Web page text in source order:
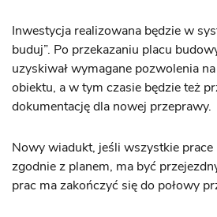
Inwestycja realizowana będzie w
buduj”. Po przekazaniu placu
uzyskiwał wymagane pozwolenia
obiektu, a w tym czasie będzie też
dokumentację dla nowej przeprawy.
Nowy wiadukt, jeśli wszystkie prace
zgodnie z planem, ma być
prac ma zakończyć się do połowy